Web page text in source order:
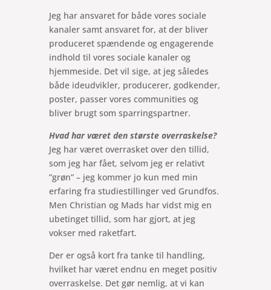
Jeg har ansvaret for både vores sociale
kanaler samt ansvaret for, at der bliver
produceret spændende og engagerende
indhold til vores sociale kanaler og
hjemmeside. Det vil sige, at jeg således
både ideudvikler, producerer, godkender,
poster, passer vores communities og
bliver brugt som sparringspartner.
Hvad har været den største overraskelse?
Jeg har været overrasket over den tillid,
som jeg har fået, selvom jeg er relativt
”grøn” – jeg kommer jo kun med min
erfaring fra studiestillinger ved Grundfos.
Men Christian og Mads har vidst mig en
ubetinget tillid, som har gjort, at jeg
vokser med raketfart.
Der er også kort fra tanke til handling,
hvilket har været endnu en meget positiv
overraskelse. Det gør nemlig, at vi kan